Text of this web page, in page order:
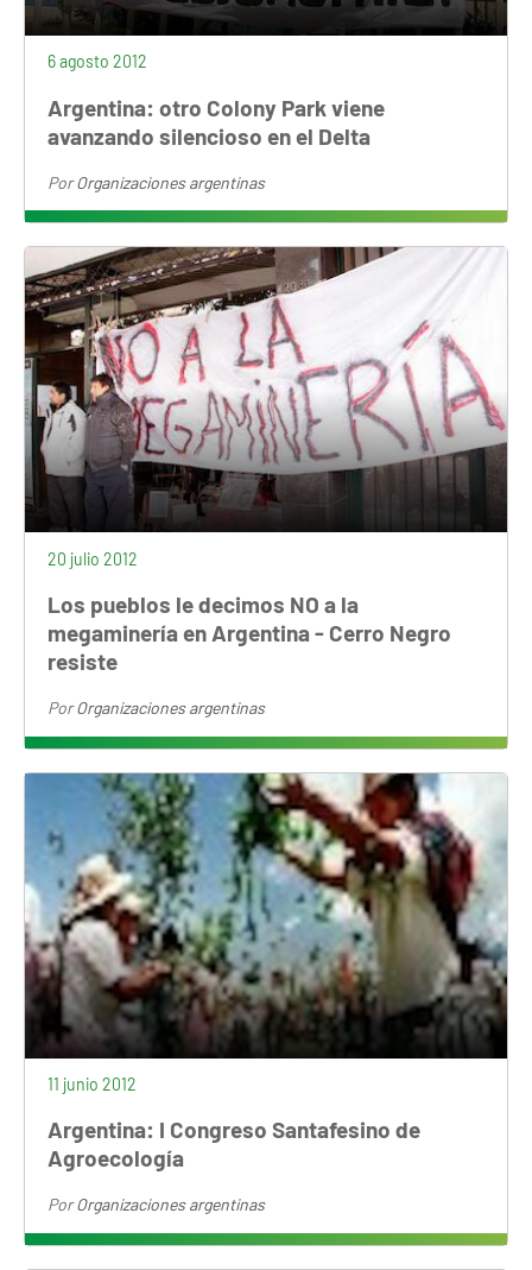
6 agosto 2012
Argentina: otro Colony Park viene
avanzando silencioso en el Delta
PorOrganizaciones argentinas
20 julio 2012
Los pueblos le decimos NO a la
megaminería en Argentina - Cerro Negro
resiste
PorOrganizaciones argentinas
11 junio 2012
Argentina: I Congreso Santafesino de
Agroecología
PorOrganizaciones argentinas